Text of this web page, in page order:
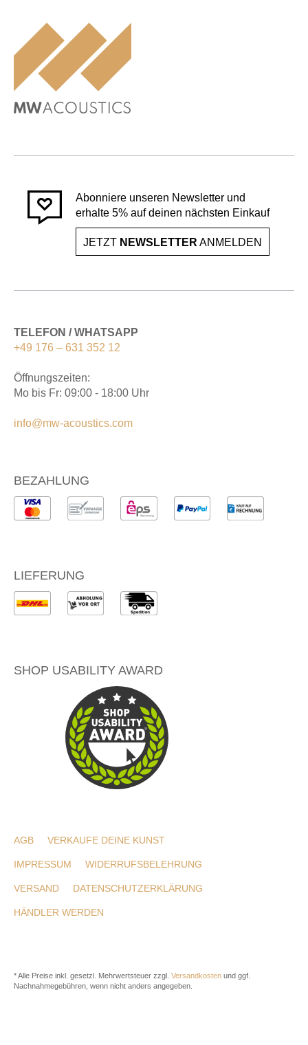
Abonniere unseren Newsletter und
erhalte 5% auf deinen nächsten Einkauf
JETZT NEWSLETTER ANMELDEN
TELEFON / WHATSAPP
+49 176 – 631 352 12
Öffnungszeiten:
Mo bis Fr: 09:00 - 18:00 Uhr
info@mw-acoustics.com
BEZAHLUNG
LIEFERUNG
SHOP USABILITY AWARD
AGB VERKAUFE DEINE KUNST
IMPRESSUM WIDERRUFSBELEHRUNG
VERSAND DATENSCHUTZERKLÄRUNG
HÄNDLER WERDEN
* Alle Preise inkl. gesetzl. Mehrwertsteuer zzgl. Versandkosten und ggf.
Nachnahmegebühren, wenn nicht anders angegeben.